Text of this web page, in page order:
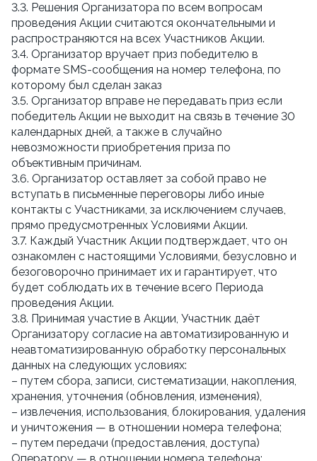
3.3. Решения Организатора по всем вопросам
проведения Акции считаются окончательными и
распространяются на всех Участников Акции.
3.4. Организатор вручает приз победителю в
формате SMS-сообщения на номер телефона, по
которому был сделан заказ
3.5. Организатор вправе не передавать приз если
победитель Акции не выходит на связь в течение 30
календарных дней, а также в случайно
невозможности приобретения приза по
объективным причинам.
3.6. Организатор оставляет за собой право не
вступать в письменные переговоры либо иные
контакты с Участниками, за исключением случаев,
прямо предусмотренных Условиями Акции.
3.7. Каждый Участник Акции подтверждает, что он
ознакомлен с настоящими Условиями, безусловно и
безоговорочно принимает их и гарантирует, что
будет соблюдать их в течение всего Периода
проведения Акции.
3.8. Принимая участие в Акции, Участник даёт
Организатору согласие на автоматизированную и
неавтоматизированную обработку персональных
данных на следующих условиях:
– путем сбора, записи, систематизации, накопления,
хранения, уточнения (обновления, изменения),
– извлечения, использования, блокирования, удаления
и уничтожения — в отношении номера телефона;
– путем передачи (предоставления, доступа)